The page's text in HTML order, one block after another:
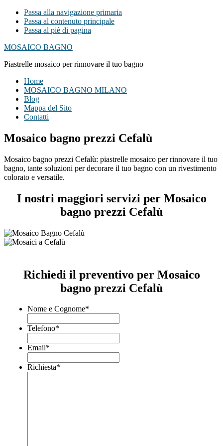
Passa alla navigazione primaria
Passa al contenuto principale
Passa al piè di pagina
MOSAICO BAGNO
Piastrelle mosaico per rinnovare il tuo bagno
Home
MOSAICO BAGNO MILANO
Blog
Mappa del Sito
Contatti
Mosaico bagno prezzi Cefalù
Mosaico bagno prezzi Cefalù: piastrelle mosaico per rinnovare il tuo
bagno, tante soluzioni per decorare il tuo bagno con un rivestimento
colorato e versatile.
I nostri maggiori servizi per Mosaico
bagno prezzi Cefalù
Richiedi il preventivo per Mosaico
bagno prezzi Cefalù
Nome e Cognome*
Telefono*
Email*
Richiesta*